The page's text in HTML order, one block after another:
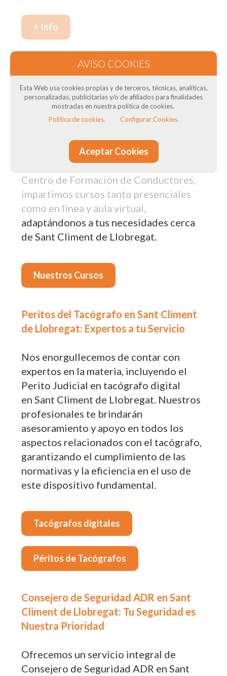
+ Info
Nuestros cursos de formación en Sant
transportistas
¿Necesitas el Curso CAP para tus
conductores? ¿Necesitas curso de ADR
? ¿Quieres obtener el título del
transportista? En DTSconsulting, como
Centro de Formación de Conductores,
impartimos cursos tanto presenciales
como en línea y aula virtual,
adaptándonos a tus necesidades cerca
de Sant Climent de Llobregat.
Nuestros Cursos
Peritos del Tacógrafo en Sant Climent
de Llobregat: Expertos a tu Servicio
Nos enorgullecemos de contar con
expertos en la materia, incluyendo el
Perito Judicial en tacógrafo digital
en Sant Climent de Llobregat. Nuestros
profesionales te brindarán
asesoramiento y apoyo en todos los
aspectos relacionados con el tacógrafo,
garantizando el cumplimiento de las
normativas y la eficiencia en el uso de
este dispositivo fundamental.
Tacógrafos digitales
Péritos de Tacógrafos
Consejero de Seguridad ADR en Sant
Climent de Llobregat: Tu Seguridad es
Nuestra Prioridad
Ofrecemos un servicio integral de
Consejero de Seguridad ADR en Sant
Esta Web usa cookies propias y de terceros, técnicas, analíticas,
personalizadas, publicitarias y/o de afiliados para finalidades
mostradas en nuestra política de cookies.
Política de cookies.
Configurar Cookies.
Aceptar Cookies